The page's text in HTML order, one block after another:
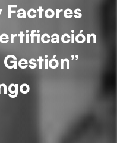
Factores